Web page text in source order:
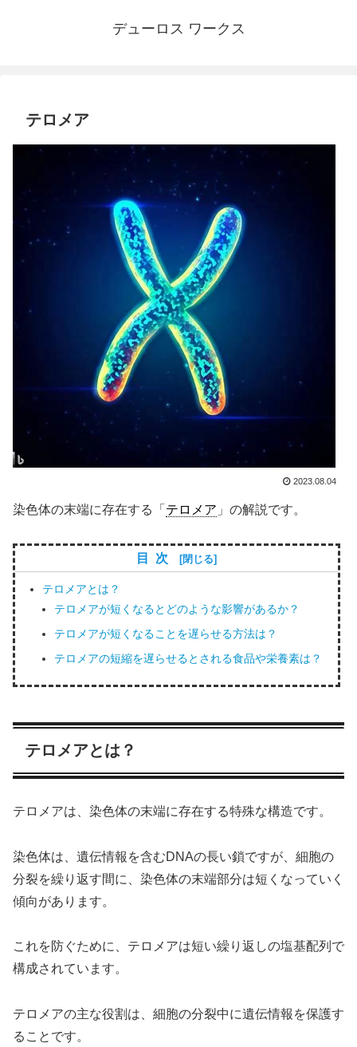
デューロス ワークス
テロメア
2023.08.04
染色体の末端に存在する「 テロメア 」の解説です。
目次
テロメアとは？
テロメアが短くなるとどのような影響があるか？
テロメアが短くなることを遅らせる方法は？
テロメアの短縮を遅らせるとされる食品や栄養素は？
テロメアとは？
テロメアは、染色体の末端に存在する特殊な構造です。
染色体は、遺伝情報を含むDNAの長い鎖ですが、細胞の
分裂を繰り返す間に、染色体の末端部分は短くなっていく
傾向があります。
これを防ぐために、テロメアは短い繰り返しの塩基配列で
構成されています。
テロメアの主な役割は、細胞の分裂中に遺伝情報を保護す
ることです。